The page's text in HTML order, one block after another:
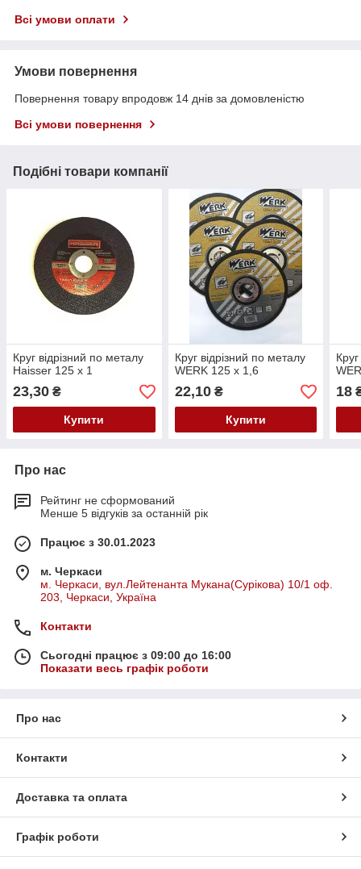
Всі умови оплати
Умови повернення
Повернення товару впродовж 14 днів за домовленістю
Всі умови повернення
Подібні товари компанії
Круг відрізний по металу
Haisser 125 х 1
23,30 ₴
Купити
Круг відрізний по металу
WERK 125 х 1,6
22,10₴
Купити
18
Про нас
Рейтинг не сформований
Менше 5 відгуків за останній рік
Працює з 30.01.2023
м. Черкаси
м. Черкаси, вул.Лейтенанта Мукана(Сурікова) 10/1 оф.
203, Черкаси, Україна
Контакти
Сьогодні працює з 09:00 до 16:00
Показати весь графік роботи
Про нас
Контакти
Доставка та оплата
Графік роботи